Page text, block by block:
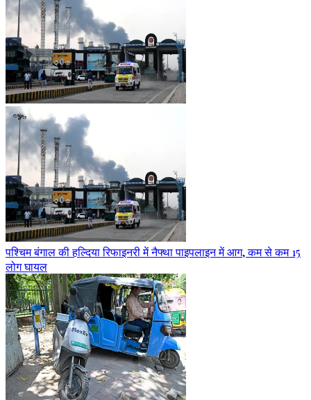
पश्चिम बंगाल की हल्दिया रिफाइनरी में नैफ्था पाइपलाइन में आग, कम से कम 15
लोग घायल